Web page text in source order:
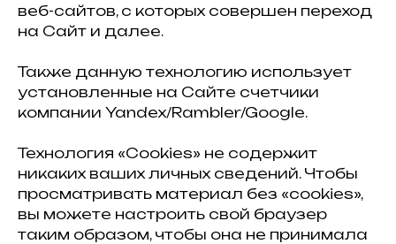
веб-сайтов, с которых совершен переход
на Сайт и далее.
Также данную технологию использует
установленные на Сайте счетчики
компании Yandex/Rambler/Google.
Технология «Cookies» не содержит
никаких ваших личных сведений. Чтобы
просматривать материал без «cookies»,
вы можете настроить свой браузер
таким образом, чтобы она не принимала